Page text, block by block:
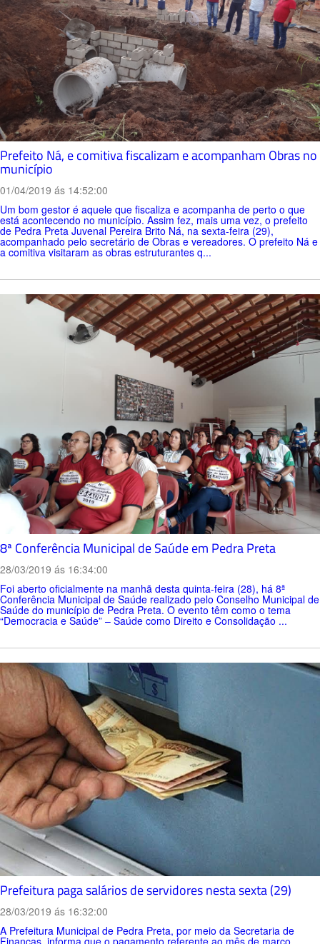
Prefeito Ná, e comitiva fiscalizam e acompanham Obras no
município
01/04/2019 ás 14:52:00
Um bom gestor é aquele que fiscaliza e acompanha de perto o que
está acontecendo no município. Assim fez, mais uma vez, o prefeito
de Pedra Preta Juvenal Pereira Brito Ná, na sexta-feira (29),
acompanhado pelo secretário de Obras e vereadores. O prefeito Ná e
a comitiva visitaram as obras estruturantes q...
8ª Conferência Municipal de Saúde em Pedra Preta
28/03/2019 ás 16:34:00
Foi aberto oficialmente na manhã desta quinta-feira (28), há 8ª
Conferência Municipal de Saúde realizado pelo Conselho Municipal de
Saúde do município de Pedra Preta. O evento têm como o tema
“Democracia e Saúde” – Saúde como Direito e Consolidação ...
Prefeitura paga salários de servidores nesta sexta (29)
28/03/2019 ás 16:32:00
A Prefeitura Municipal de Pedra Preta, por meio da Secretaria de
Finanças, informa que o pagamento referente ao mês de março,